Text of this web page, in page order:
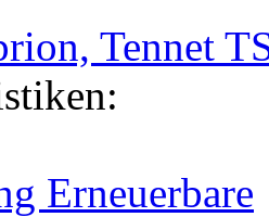
Tennet
Erneuerbare